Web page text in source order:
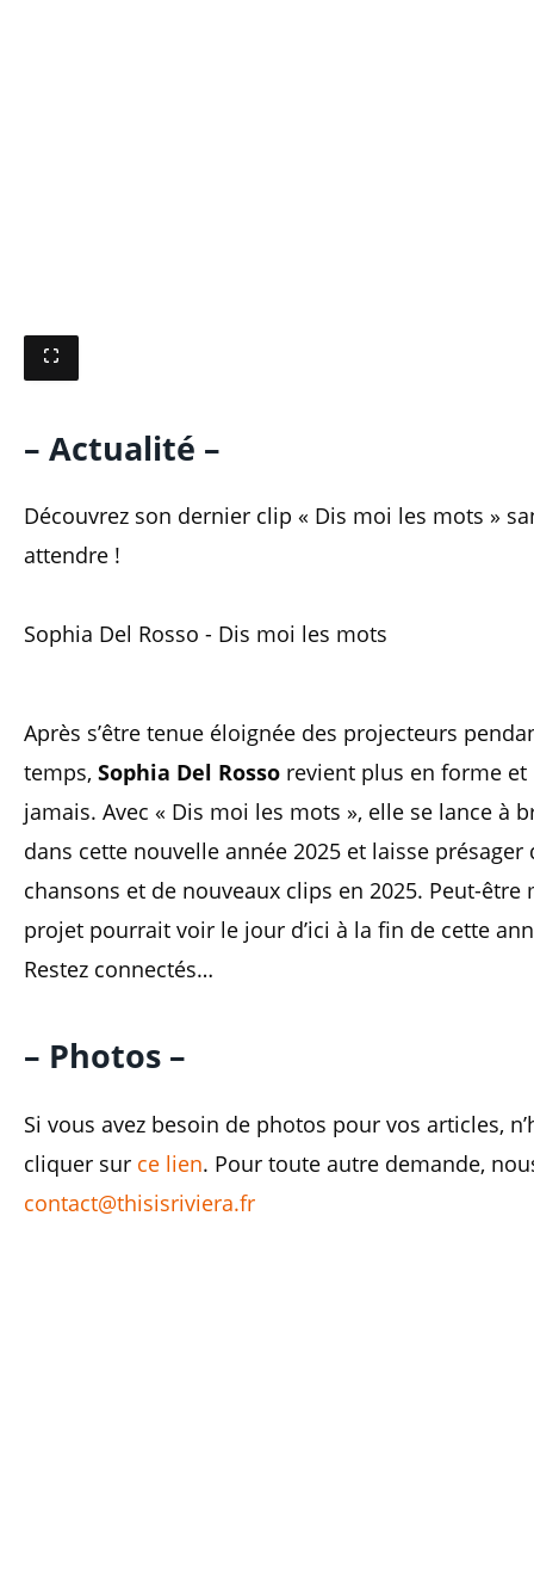
– Actualité –
Découvrez son dernier clip « Dis moi les mots »
attendre !
Sophia Del Rosso - Dis moi les mots
Après s’être tenue éloignée des projecteurs
temps, Sophia Del Rosso revient plus en forme
jamais. Avec « Dis moi les mots », elle se lance à
dans cette nouvelle année 2025 et laisse présager
chansons et de nouveaux clips en 2025. Peut-être
projet pourrait voir le jour d’ici à la fin de cette
Restez connectés…
– Photos –
Si vous avez besoin de photos pour vos articles,
cliquer sur ce lien. Pour toute autre demande,
contact@thisisriviera.fr